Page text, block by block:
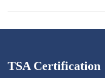
TSA Certification